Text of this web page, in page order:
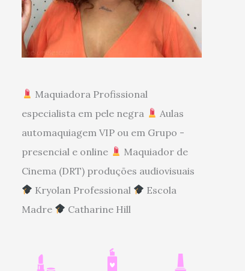
Maquiadora Profissional
especialista em pele negra
Aulas
automaquiagem VIP ou em Grupo -
presencial e online
Maquiador de
Cinema (DRT) produções audiovisuais
Kryolan Professional
Escola
Madre
Catharine Hill